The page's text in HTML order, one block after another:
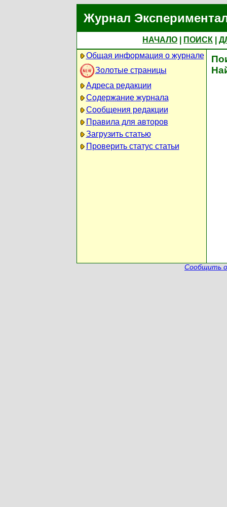
Журнал
НАЧАЛО ПОИСК
Общая информация о журнале
Золотые страницы
Адреса редакции
Содержание журнала
Сообщения редакции
Правила для авторов
Загрузить статью
Проверить статус статьи
Сообщить о